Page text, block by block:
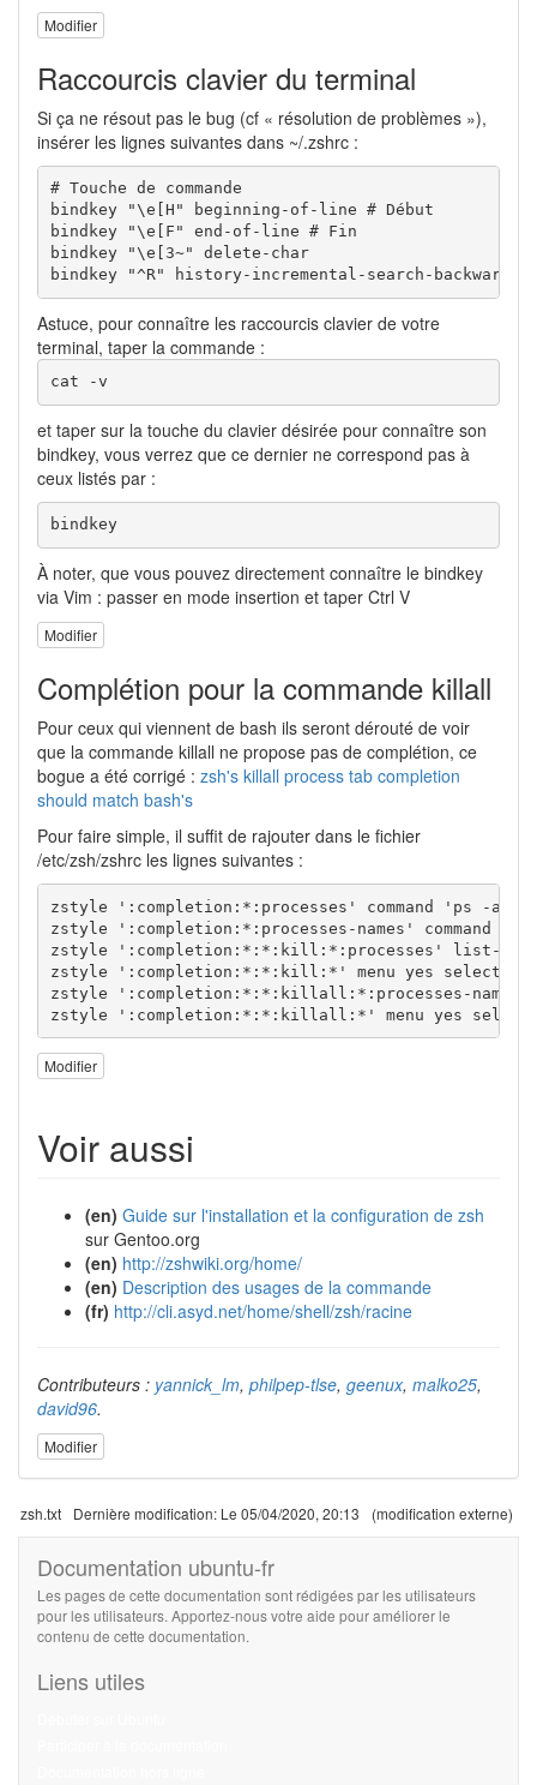
Modifier
Raccourcis clavier du terminal
Si ça ne résout pas le bug (cf « résolution de problèmes »),
insérer les lignes suivantes dans ~/.zshrc :
# Touche de commande
bindkey
"\e[H" beginning-of-line # Début
bindkey
"\e[F" end-of-line # Fin
bindkey
"\e[3~" delete-char
bindkey
"^R" history-incremental-search-backward
Astuce, pour connaître les raccourcis clavier de votre
terminal, taper la commande :
cat -v
et taper sur la touche du clavier désirée pour connaître son
bindkey, vous verrez que ce dernier ne correspond pas à
ceux listés par :
bindkey
À noter, que vous pouvez directement connaître le bindkey
via Vim : passer en mode insertion et taper Ctrl V
Modifier
Complétion pour la commande killall
Pour ceux qui viennent de bash ils seront dérouté de voir
que la commande killall ne propose pas de complétion, ce
bogue a été corrigé : zsh's killall process tab completion
should match bash's
Pour faire simple, il suffit de rajouter dans le fichier
/etc/zsh/zshrc les lignes suivantes :
zstyle ':completion:*:processes' command
'ps -ax'
zstyle
':completion:*:processes-names' command
zstyle
':completion:*:*:kill:*:processes'
list-
zstyle
':completion:*:*:kill:*' menu yes
select
zstyle
':completion:*:*:killall:*:processes-names'
zstyle
':completion:*:*:killall:*' menu yes select
Modifier
Voir aussi
(en) Guide sur l'installation et la configuration de zsh
sur Gentoo.org
(en) http://zshwiki.org/home/
(en) Description des usages de la commande
(fr) http://cli.asyd.net/home/shell/zsh/racine
Contributeurs : yannick_lm, philpep-tlse, geenux, malko25,
david96.
Modifier
zsh.txt Dernière modification: Le 05/04/2020, 20:13 (modification externe)
Documentation ubuntu-fr
Les pages de cette documentation sont rédigées par les utilisateurs
pour les utilisateurs. Apportez-nous votre aide pour améliorer le
contenu de cette documentation.
Liens utiles